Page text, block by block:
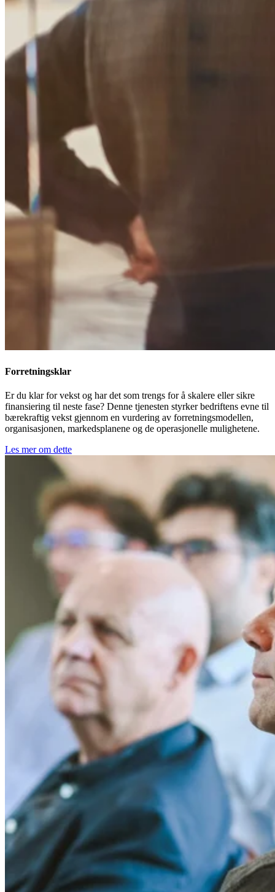
Forretningsklar
Er du klar for vekst og har det som trengs for å skalere eller sikre
finansiering til neste fase? Denne tjenesten styrker bedriftens evne til
bærekraftig vekst gjennom en vurdering av forretningsmodellen,
organisasjonen, markedsplanene og de operasjonelle mulighetene.
Les mer om dette